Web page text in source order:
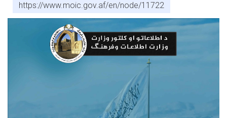
https://www.moic.gov.af/en/node/11722